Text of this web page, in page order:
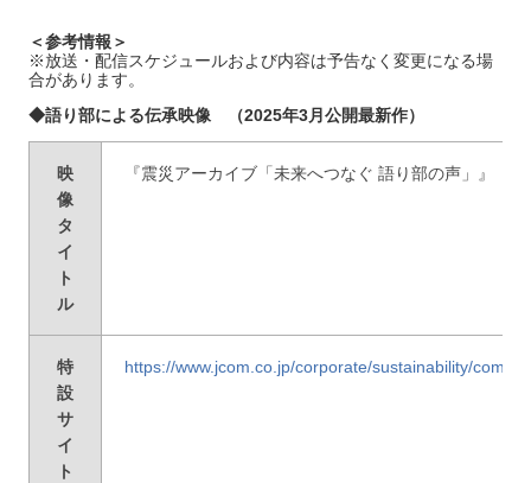
＜参考情報＞
※放送・配信スケジュールおよび内容は予告なく変更になる場
合があります。
◆語り部による伝承映像 （2025年3月公開最新作）
映
像
タ
イ
ト
ル
『震災アーカイブ「未来へつなぐ 語り部の声」』
特
設
サ
イ
ト
https://www.jcom.co.jp/corporate/sustainability/